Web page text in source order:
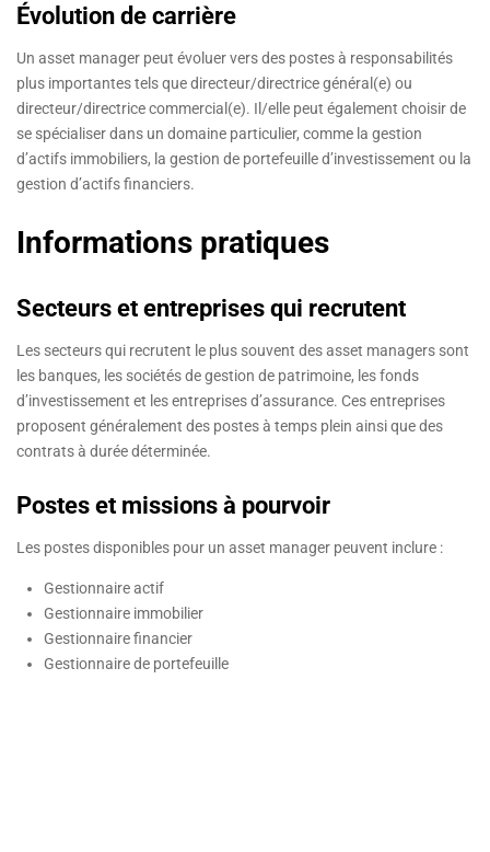
Évolution de carrière
Un asset manager peut évoluer vers des postes à responsabilités
plus importantes tels que directeur/directrice général(e) ou
directeur/directrice commercial(e). Il/elle peut également choisir de
se spécialiser dans un domaine particulier, comme la gestion
d’actifs immobiliers, la gestion de portefeuille d’investissement ou la
gestion d’actifs financiers.
Informations pratiques
Secteurs et entreprises qui recrutent
Les secteurs qui recrutent le plus souvent des asset managers sont
les banques, les sociétés de gestion de patrimoine, les fonds
d’investissement et les entreprises d’assurance. Ces entreprises
proposent généralement des postes à temps plein ainsi que des
contrats à durée déterminée.
Postes et missions à pourvoir
Les postes disponibles pour un asset manager peuvent inclure :
Gestionnaire actif
Gestionnaire immobilier
Gestionnaire financier
Gestionnaire de portefeuille